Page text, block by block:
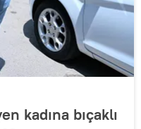
kadına bıçaklı